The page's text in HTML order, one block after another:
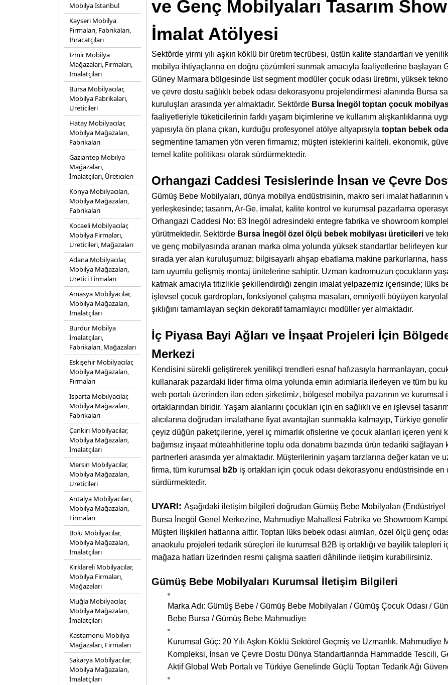
Mobilya İstanbul
Kayseri Mobilya
Firmaları, Fabrikaları,
İhracatçıları
İzmir Mobilya
Mağazaları, Firmaları,
İmalatçıları
Bursa Mobilyacılar,
Mobilya Fabrikaları,
Üreticileri
Hatay Mobilyacılar,
Mobilya Mağazaları,
Fabrikaları
Gaziantep Mobilya
Mağazaları,
İmalatçıları, Üreticileri
Konya Mobilyacıları,
Mobilya Mağazaları,
Fabrikaları
Kocaeli Mobilyacılar,
Mobilya Firmaları,
Üreticileri, Mağazaları
Adana Mobilyacılar,
Mobilya Mağazaları,
Üretici Firmaları
Amasya Mobilyacılar,
Mobilya Mağazaları,
İmalatçıları
Burdur Mobilya
İmalatçıları,
Fabrikaları, Mağazaları
Eskişehir Mobilyacılar,
Mobilya Mağazaları,
Firmaları
Isparta Mobilyacılar,
Mobilya Mağazaları,
Fabrikaları
Çankırı Mobilyacılar,
Mobilya Mağazaları,
İmalatçıları
Mersin Mobilyacılar,
Mobilya Mağazaları,
Üreticileri
Antalya Mobilyacıları,
Mobilya Mağazaları,
Firmaları
Bolu Mobilyacılar,
Mobilya Mağazaları,
İmalatçıları
Kırklareli Mobilyacılar,
Mobilya Firmaları,
Mağazaları
Muğla Mobilyacılar,
Mobilya Mağazaları,
İmalatçıları
Kastamonu Mobilya
Mağazaları, Firmaları
Sakarya Mobilyacılar,
Mobilya Mağazaları,
İmalatçıları
ve Genç Mobilyaları Tasarım
İmalat Atölyesi
Sektörde yirmi yılı aşkın köklü bir üretim tecrübesi, üstün kalite standartları ve
mobilya ihtiyaçlarına en doğru çözümleri sunmak amacıyla faaliyetlerine başlayan
Güney Marmara bölgesinde üst segment modüler çocuk odası üretimi, yüksek
ve çevre dostu sağlıklı bebek odası dekorasyonu projelendirmesi alanında Bursa
kuruluşları arasında yer almaktadır. Sektörde Bursa İnegöl toptan çocuk
faaliyetleriyle tüketicilerinin farklı yaşam biçimlerine ve kullanım alışkanlıklarına
yapısıyla ön plana çıkan, kurduğu profesyonel atölye altyapısıyla toptan bebek
segmentine tamamen yön veren firmamız; müşteri isteklerini kaliteli, ekonomik,
temel kalite politikası olarak sürdürmektedir.
Orhangazi Caddesi Tesislerinde İnsan ve Çevre
Gümüş Bebe Mobilyaları, dünya mobilya endüstrisinin, makro seri imalat hatlarının
yerleşkesinde; tasarım, Ar-Ge, imalat, kalite kontrol ve kurumsal pazarlama
Orhangazi Caddesi No: 63 İnegöl adresindeki entegre fabrika ve showroom
yürütmektedir. Sektörde Bursa İnegöl özel ölçü bebek mobilyası üreticileri ve
ve genç mobilyasında aranan marka olma yolunda yüksek standartlar belirleyen
sırada yer alan kuruluşumuz; bilgisayarlı ahşap ebatlama makine parkurlarına,
tam uyumlu gelişmiş montaj ünitelerine sahiptir. Uzman kadromuzun çocukların
katmak amacıyla titizlikle şekillendirdiği zengin imalat yelpazemiz içerisinde; lüks
işlevsel çocuk gardropları, fonksiyonel çalışma masaları, emniyetli büyüyen
şıklığını tamamlayan seçkin dekoratif tamamlayıcı modüller yer almaktadır.
İç Piyasa Bayi Ağları ve İnşaat Projeleri İçin
Merkezi
Kendisini sürekli geliştirerek yenilikçi trendleri esnaf hafızasıyla harmanlayan,
kullanarak pazardaki lider firma olma yolunda emin adımlarla ilerleyen ve tüm bu
web portalı üzerinden ilan eden şirketimiz, bölgesel mobilya pazarının ve
ortaklarından biridir. Yaşam alanlarını çocukları için en sağlıklı ve en işlevsel
alıcılarına doğrudan imalathane fiyat avantajları sunmakla kalmayıp, Türkiye
çeyiz düğün paketçilerine, yerel iç mimarlık ofislerine ve çocuk alanları içeren
bağımsız inşaat müteahhitlerine toplu oda donatımı bazında ürün tedariki
partnerleri arasında yer almaktadır. Müşterilerinin yaşam tarzlarına değer katan ve
firma, tüm kurumsal
b2b iş ortakları için çocuk odası dekorasyonu endüstrisinde
sürdürmektedir.
UYARI: Aşağıdaki iletişim bilgileri doğrudan Gümüş Bebe Mobilyaları
Bursa İnegöl Genel Merkezine, Mahmudiye Mahallesi Fabrika ve Showroom
Müşteri İlişkileri hatlarına aittir. Toptan lüks bebek odası alımları, özel ölçü genç
anaokulu projeleri tedarik süreçleri ile kurumsal B2B iş ortaklığı ve bayilik talepleri
mağaza hatları üzerinden resmi çalışma saatleri dâhilinde iletişim kurabilirsiniz.
Gümüş Bebe Mobilyaları Kurumsal İletişim Bilgileri
Marka Adı: Gümüş Bebe / Gümüş Bebe Mobilyaları / Gümüş Çocuk Odası /
Bebe Bursa / Gümüş Bebe Mahmudiye
Kurumsal Güç: 20 Yılı Aşkın Köklü Sektörel Geçmiş ve Uzmanlık,
Kompleksi, İnsan ve Çevre Dostu Dünya Standartlarında Hammadde Tescili,
Aktif Global Web Portalı ve Türkiye Genelinde Güçlü Toptan Tedarik Ağı